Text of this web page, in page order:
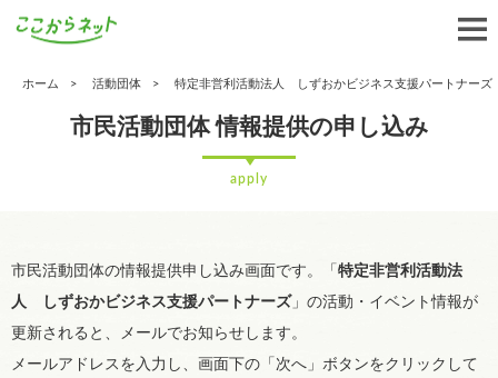
ホーム 活動団体 特定非営利活動法人 しずおかビジネス支援パートナーズ
市民活動団体 情報提供の申し込み
apply
市民活動団体の情報提供申し込み画面です。「 特定非営利活動法
人 しずおかビジネス支援パートナーズ 」の活動・イベント情報が
更新されると、メールでお知らせします。
メールアドレスを入力し、画面下の「次へ」ボタンをクリックして